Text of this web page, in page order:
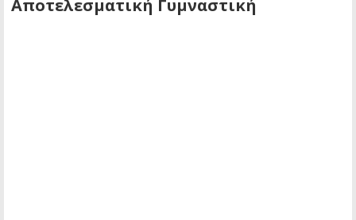
Αποτελεσματική Γυμναστική